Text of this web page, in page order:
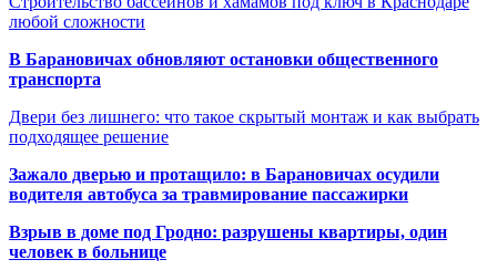
любой сложности
В Барановичах обновляют остановки общественного
транспорта
Двери без лишнего: что такое скрытый монтаж и как выбрать
подходящее решение
Зажало дверью и протащило: в Барановичах осудили
водителя автобуса за травмирование пассажирки
Взрыв в доме под Гродно: разрушены квартиры, один
человек в больнице